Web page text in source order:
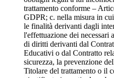
trattamento conforme –
GDPR; c. nella misura in
le finalità derivanti dagli
l'effettuazione dei necessari
di diritti derivanti dal
Educativi o dal Contratto
sicurezza, la prevenzione
Titolare del trattamento o il